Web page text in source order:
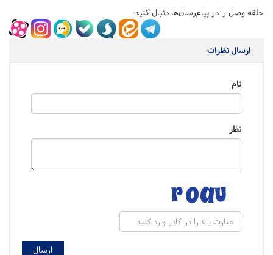
حلقه وصل را در پیام‌رسان‌ها دنبال کنید
ارسال نظرات
نام
نظر